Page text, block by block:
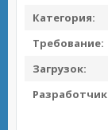
Категория:
Требование:
Загрузок: